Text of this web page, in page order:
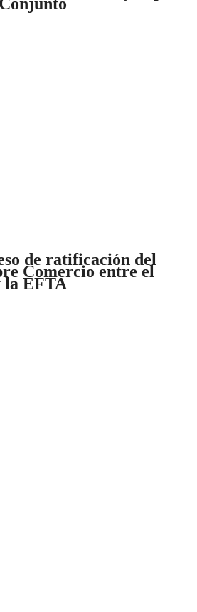
de ratificación del
Comercio entre el
la EFTA